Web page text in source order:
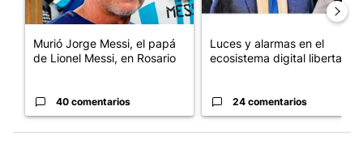
Murió Jorge Messi, el papá
de Lionel Messi, en Rosario
40 comentarios
Luces y alarmas en el
ecosistema digital libertario
24 comentarios